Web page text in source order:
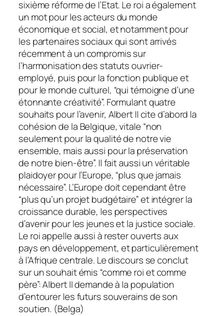
sixième réforme de l’Etat. Le roi a également
un mot pour les acteurs du monde
économique et social, et notamment pour
les partenaires sociaux qui sont arrivés
récemment à un compromis sur
l’harmonisation des statuts ouvrier-
employé, puis pour la fonction publique et
pour le monde culturel, “qui témoigne d’une
étonnante créativité”. Formulant quatre
souhaits pour l’avenir, Albert II cite d’abord la
cohésion de la Belgique, vitale “non
seulement pour la qualité de notre vie
ensemble, mais aussi pour la préservation
de notre bien-être”. Il fait aussi un véritable
plaidoyer pour l’Europe, “plus que jamais
nécessaire”. L’Europe doit cependant être
“plus qu’un projet budgétaire” et intégrer la
croissance durable, les perspectives
d’avenir pour les jeunes et la justice sociale.
Le roi appelle aussi à rester ouverts aux
pays en développement, et particulièrement
à l’Afrique centrale. Le discours se conclut
sur un souhait émis “comme roi et comme
père”: Albert II demande à la population
d’entourer les futurs souverains de son
soutien. (Belga)